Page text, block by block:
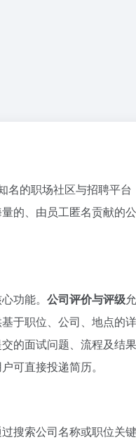
名的职场社区与招聘平台
的、由员工匿名贡献的
功能。 公司评价与评级
于职位、公司、地点的
的面试问题、流程及结
可直接投递简历。
搜索公司名称或职位关